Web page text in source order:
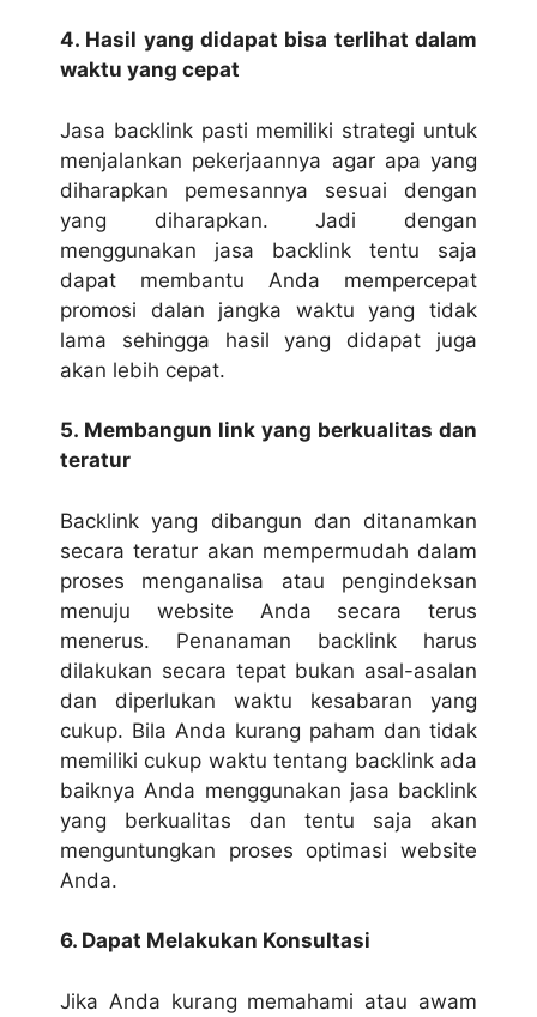
4. Hasil yang didapat bisa terlihat dalam
waktu yang cepat
Jasa backlinkpasti memiliki strategi untuk
menjalankan pekerjaannya agar apa yang
diharapkan pemesannya sesuai dengan
yang diharapkan. Jadi dengan
menggunakan jasa backlink tentu saja
dapat membantu Anda mempercepat
promosi dalan jangka waktu yang tidak
lama sehingga hasil yang didapat juga
akan lebih cepat.
5. Membangun link yang berkualitas dan
teratur
Backlink yang dibangun dan ditanamkan
secara teratur akan mempermudah dalam
proses menganalisa atau pengindeksan
menuju website Anda secara terus
menerus. Penanaman backlink harus
dilakukan secara tepat bukan asal-asalan
dan diperlukan waktu kesabaran yang
cukup. Bila Anda kurang paham dan tidak
memiliki cukup waktu tentang backlink ada
baiknya Anda menggunakan jasa backlink
yang berkualitas dan tentu saja akan
menguntungkan proses optimasi website
Anda.
6. Dapat Melakukan Konsultasi
Jika Anda kurang memahami atau awam